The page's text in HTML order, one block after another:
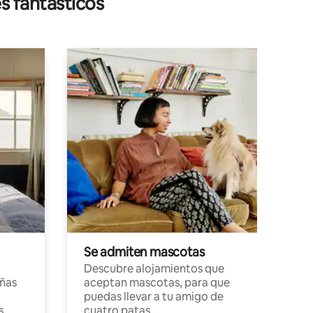
Se admiten mascotas
Descubre alojamientos que
aceptan mascotas, para que
puedas llevar a tu amigo de